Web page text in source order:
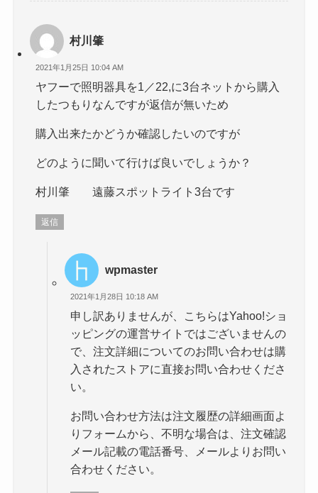
村川肇
2021年1月25日 10:04 AM
ヤフーで照明器具を1／22,に3台ネットから購入
したつもりなんですが返信が無いため
購入出来たかどうか確認したいのですが
どのように聞いて行けば良いでしょうか？
村川肇 遠藤スポットライト3台です
返信
wpmaster
2021年1月28日 10:18 AM
申し訳ありませんが、こちらはYahoo!ショ
ッピングの運営サイトではございませんの
で、注文詳細についてのお問い合わせは購
入されたストアに直接お問い合わせくださ
い。
お問い合わせ方法は注文履歴の詳細画面よ
りフォームから、不明な場合は、注文確認
メール記載の電話番号、メールよりお問い
合わせください。